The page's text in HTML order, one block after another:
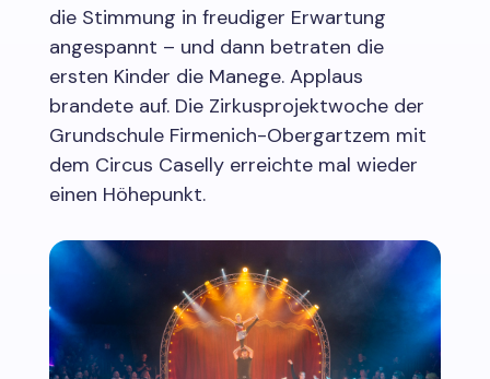
die Stimmung in freudiger Erwartung
angespannt – und dann betraten die
ersten Kinder die Manege. Applaus
brandete auf. Die Zirkusprojektwoche der
Grundschule Firmenich-Obergartzem mit
dem Circus Caselly erreichte mal wieder
einen Höhepunkt.